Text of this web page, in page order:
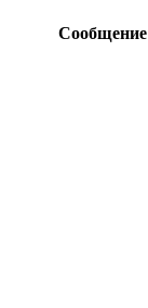
Сообщение